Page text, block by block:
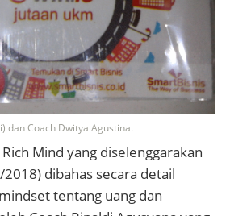
dan Coach Dwitya Agustina.
Mind yang diselenggarakan
dibahas secara detail
tentang uang dan